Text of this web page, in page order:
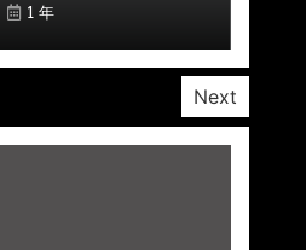
1 年
1 年
1 年
1 年
1 年
1 年
1 年
Next